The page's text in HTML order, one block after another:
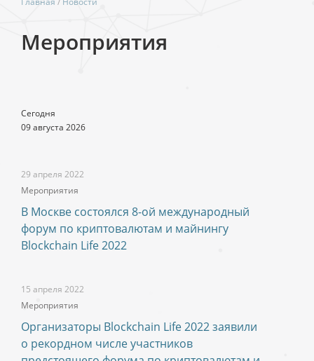
Мероприятия
Сегодня
09 августа 2026
29 апреля 2022
Мероприятия
В Москве состоялся 8-ой международный
форум по криптовалютам и майнингу
Blockchain Life 2022
15 апреля 2022
Мероприятия
Организаторы Blockchain Life 2022 заявили
о рекордном числе участников